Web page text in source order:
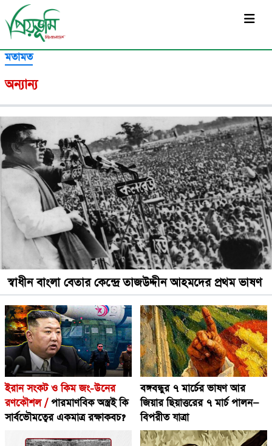
মতামত
অন্যান্য
স্বাধীন বাংলা বেতার কেন্দ্রে তাজউদ্দীন আহমদের প্রথম ভাষণ
ইরান সংকট ও কিম জং-উনের
রণকৌশল /পারমাণবিক অস্ত্রই কি
সার্বভৌমত্বের একমাত্র রক্ষাকবচ?
বঙ্গবন্ধুর ৭ মার্চের ভাষণ আর
জিয়ার ছিয়াত্তরের ৭ মার্চ পালন—
বিপরীত যাত্রা